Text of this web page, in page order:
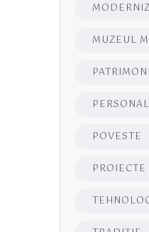
MUZEUL
POVESTE
PROIECTE